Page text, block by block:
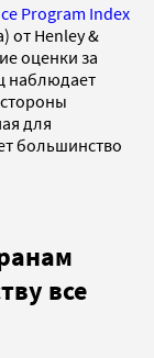
Program Index
от Henley &
оценки за
наблюдает
для
большинство
все